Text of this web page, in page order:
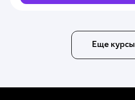
Еще курсы